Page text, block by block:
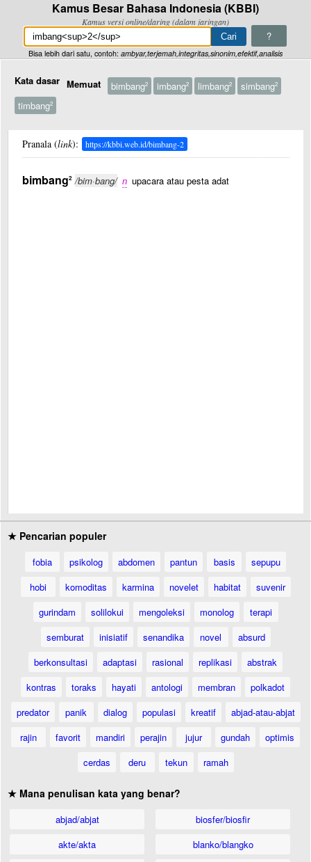
Kamus Besar Bahasa Indonesia (KBBI)
Kamus versi online/daring (dalam jaringan)
?
Bisa lebih dari satu, contoh: ambyar,terjemah,integritas,sinonim,efektif,analisis
Kata dasar Memuat bimbang2 imbang2 limbang2 simbang2
timbang2
Pranala (link): https://kbbi.web.id/bimbang-2
bimbang2 /bim·bang/ n upacara atau pesta adat
★ Pencarian populer
fobia psikolog abdomen pantun basis
sepupu
hobi
komoditas karmina novelet habitat
suvenir
gurindam
solilokui mengoleksi monolog
terapi
semburat
inisiatif senandika novel
absurd
berkonsultasi
adaptasi rasional replikasi
abstrak
kontras
toraks hayati antologi membran
polkadot
predator
panik dialog populasi kreatif
abjad-atau-abjat
rajin
favorit mandiri perajin jujur gundah
optimis
cerdas
deru tekun ramah
★ Mana penulisan kata yang benar?
abjad/abjat
akte/akta
biosfer/biosfir
blanko/blangko